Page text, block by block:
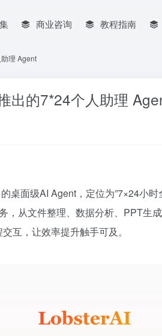
商业咨询 教程指南
理 Agent
出的7*24个人助理
桌面级AI Agent，定位为”7×24小
，从文件整理、数据分析、PPT生
互，让效率提升触手可及。